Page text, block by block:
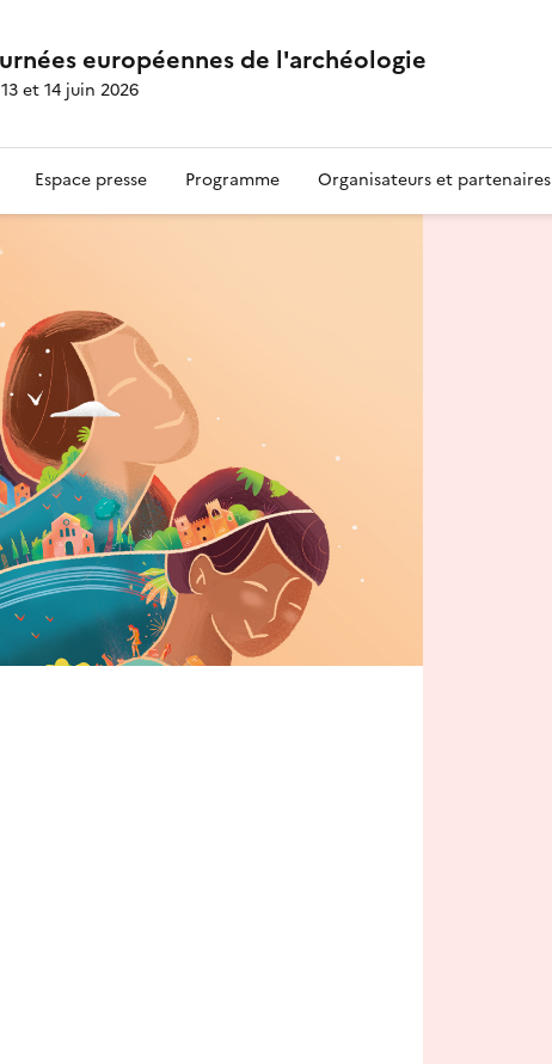
européennes de l'archéologie
et 14 juin 2026
Espace presse Programme Organisateurs et partenaires